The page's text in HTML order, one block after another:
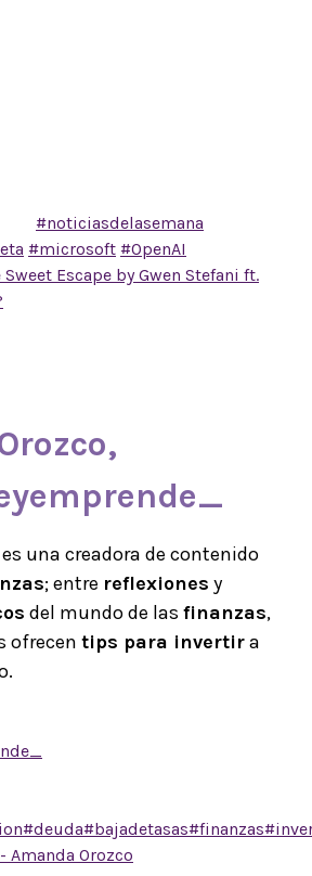
#noticiasdelasemana
#microsoft #OpenAI
Sweet Escape by Gwen Stefani ft.
es una creadora de contenido
; entre reflexiones y
del mundo de las finanzas,
ofrecen tips para invertira
#deuda#bajadetasas#finanzas
Orozco